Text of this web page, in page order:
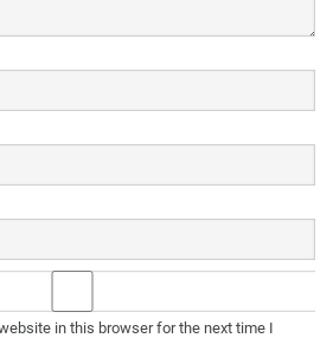
in this browser for the next time I